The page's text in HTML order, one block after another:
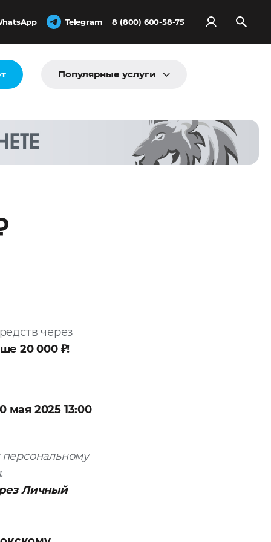
Telegram 8 (800) 600-58-75
Популярные услуги
через
20 000 ₽!
мая 2025 13:00
персональному
Личный